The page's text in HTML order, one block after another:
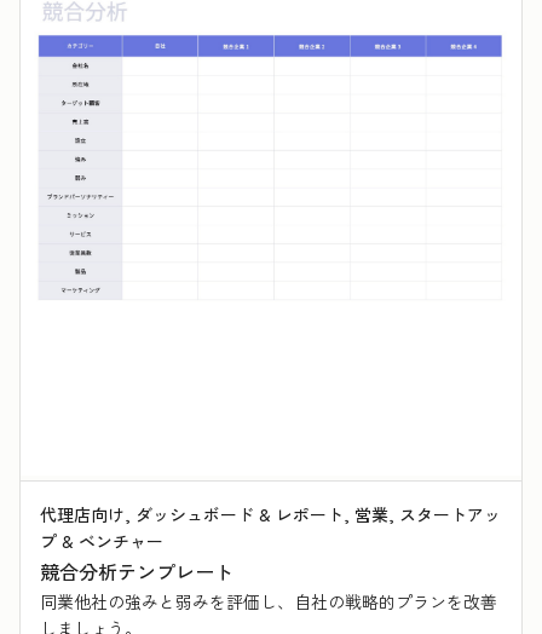
代理店向け, ダッシュボード & レポート, 営業, スタートアッ
プ & ベンチャー
競合分析テンプレート
同業他社の強みと弱みを評価し、自社の戦略的プランを改善
しましょう。